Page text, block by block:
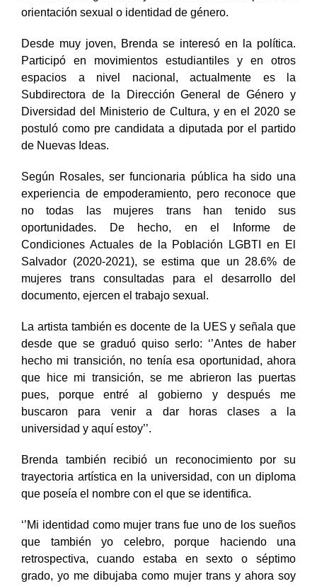
familia no obligan a los y las estudiantes a reprimir su
Desde muy joven, Brenda se interesó en la política.
Participó en movimientos estudiantiles y en otros
espacios a nivel nacional, actualmente es la
Subdirectora de la Dirección General de Género y
Diversidad del Ministerio de Cultura, y en el 2020 se
postuló como pre candidata a diputada por el partido
Según Rosales, ser funcionaria pública ha sido una
experiencia de empoderamiento, pero reconoce que
no todas las mujeres trans han tenido sus
oportunidades. De hecho, en el Informe de
Condiciones Actuales de la Población LGBTI en El
Salvador (2020-2021), se estima que un 28.6% de
mujeres trans consultadas para el desarrollo del
La artista también es docente de la UES y señala que
desde que se graduó quiso serlo: ‘’Antes de haber
hecho mi transición, no tenía esa oportunidad, ahora
que hice mi transición, se me abrieron las puertas
pues, porque entré al gobierno y después me
buscaron para venir a dar horas clases a la
Brenda también recibió un reconocimiento por su
trayectoria artística en la universidad, con un diploma
‘’Mi identidad como mujer trans fue uno de los sueños
que también yo celebro, porque haciendo una
retrospectiva, cuando estaba en sexto o séptimo